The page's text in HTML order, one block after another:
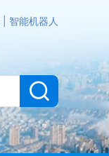
智能机器人